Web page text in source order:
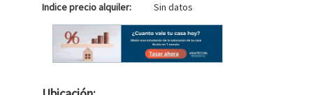
Indice precio alquiler:
Sin datos